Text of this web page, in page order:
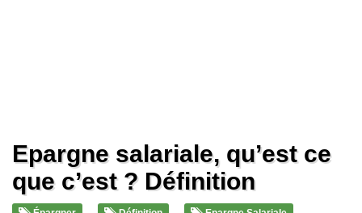
Epargne salariale, qu’est ce
que c’est ? Définition